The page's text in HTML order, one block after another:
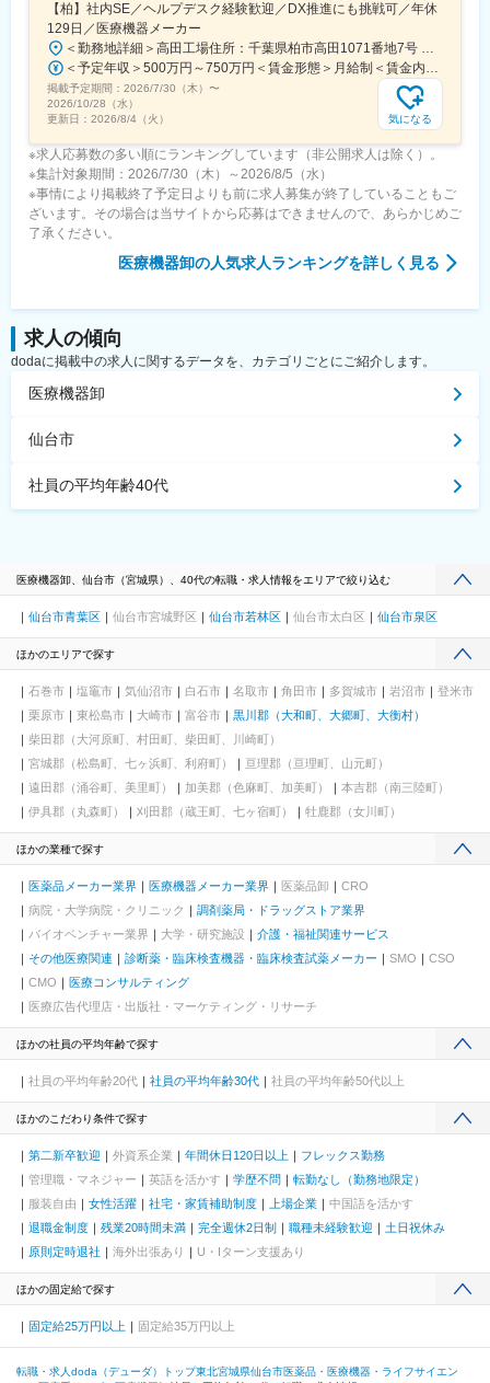
【柏】社内SE／ヘルプデスク経験歓迎／DX推進にも挑戦可／年休
129日／医療機器メーカー
＜勤務地詳細＞高田工場住所：千葉県柏市高田1071番地7号 勤務地最寄駅：つくばエクスプレス線／柏の葉キャンパス駅受動喫煙対策：屋内全面禁煙変更の範囲：【変更の範囲：流山本社および高田工場】
＜予定年収＞500万円～750万円＜賃金形態＞月給制＜賃金内訳＞月額（基本給）：300,000円～430,000円＜月給＞300,000円～430,000円＜昇給有無＞有＜残業手当＞有＜給与補足＞※経験・スキルを考慮の上決定いたします。■賞与：年2回（7月・12月）※昨年実績4.2ヶ月■昇給：年1回（1月）■モデル年収：・年収580万円 主任（月給34万円×12ヶ月＋諸手当）・年収820万円 課長（月給48万円×12ヶ月＋諸手当）賃金はあくまでも目安の金額であり、選考を通じて上下する可能性があります。月給(月額)は固定手当を含めた表記です。
掲載予定期間： 2026/7/30（木） 〜
2026/10/28（水）
更新日： 2026/8/4（火） 気になる
※求人応募数の多い順にランキングしています（非公開求人は除く）。
※集計対象期間：2026/7/30（木）～2026/8/5（水）
※事情により掲載終了予定日よりも前に求人募集が終了していることもご
ざいます。その場合は当サイトから応募はできませんので、あらかじめご
了承ください。
医療機器卸の人気求人ランキングを詳しく見る
求人の傾向
dodaに掲載中の求人に関するデータを、カテゴリごとにご紹介します。
医療機器卸
仙台市
社員の平均年齢40代
医療機器卸、仙台市（宮城県）、40代の転職・求人情報をエリアで絞り込む
仙台市青葉区 仙台市宮城野区 仙台市若林区 仙台市太白区 仙台市泉区
ほかのエリアで探す
石巻市 塩竈市 気仙沼市 白石市 名取市 角田市 多賀城市 岩沼市
登米市
栗原市
東松島市 大崎市 富谷市
黒川郡（大和町、大郷町、大衡村）
柴田郡（大河原町、村田町、柴田町、川崎町）
宮城郡（松島町、七ヶ浜町、利府町）
亘理郡（亘理町、山元町）
遠田郡（涌谷町、美里町）
加美郡（色麻町、加美町）
本吉郡（南三陸町）
伊具郡（丸森町）
刈田郡（蔵王町、七ヶ宿町） 牡鹿郡（女川町）
ほかの業種で探す
医薬品メーカー業界 医療機器メーカー業界 医薬品卸
CRO
病院・大学病院・クリニック
調剤薬局・ドラッグストア業界
バイオベンチャー業界
大学・研究施設
介護・福祉関連サービス
その他医療関連
診断薬・臨床検査機器・臨床検査試薬メーカー SMO
CSO
CMO
医療コンサルティング
医療広告代理店・出版社・マーケティング・リサーチ
ほかの社員の平均年齢で探す
社員の平均年齢20代 社員の平均年齢30代 社員の平均年齢50代以上
ほかのこだわり条件で探す
第二新卒歓迎 外資系企業 年間休日120日以上
フレックス勤務
管理職・マネジャー
英語を活かす 学歴不問
転勤なし（勤務地限定）
服装自由
女性活躍 社宅・家賃補助制度 上場企業
中国語を活かす
退職金制度
残業20時間未満 完全週休2日制 職種未経験歓迎
土日祝休み
原則定時退社
海外出張あり U・Iターン支援あり
ほかの固定給で探す
固定給25万円以上 固定給35万円以上
転職・求人doda（デューダ）トップ東北宮城県仙台市医薬品・医療機器・ライフサイエン